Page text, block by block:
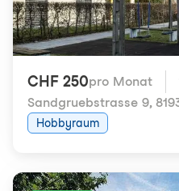
CHF 250pro Monat
Sandgruebstrasse 9,
Hobbyraum